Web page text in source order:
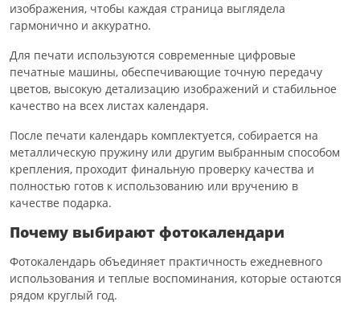
изображения, чтобы каждая страница выглядела
гармонично и аккуратно.
Для печати используются современные цифровые
печатные машины, обеспечивающие точную передачу
цветов, высокую детализацию изображений и стабильное
качество на всех листах календаря.
После печати календарь комплектуется, собирается на
металлическую пружину или другим выбранным способом
крепления, проходит финальную проверку качества и
полностью готов к использованию или вручению в
качестве подарка.
Почему выбирают фотокалендари
Фотокалендарь объединяет практичность ежедневного
использования и теплые воспоминания, которые остаются
рядом круглый год.